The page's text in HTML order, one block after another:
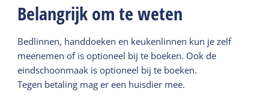
Belangrijk om te weten
Bedlinnen, handdoeken en keukenlinnen kun je zelf
meenemen of is optioneel bij te boeken. Ook de
eindschoonmaak is optioneel bij te boeken.
Tegen betaling mag er een huisdier mee.